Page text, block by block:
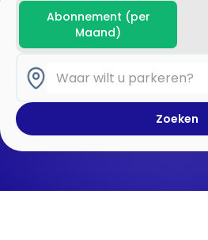
Abonnement (per
Maand)